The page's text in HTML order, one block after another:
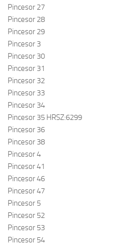
Pincesor 27
Pincesor 28
Pincesor 29
Pincesor 3
Pincesor 30
Pincesor 31
Pincesor 32
Pincesor 33
Pincesor 34
Pincesor 35 HRSZ:6299
Pincesor 36
Pincesor 38
Pincesor 4
Pincesor 41
Pincesor 46
Pincesor 47
Pincesor 5
Pincesor 52
Pincesor 53
Pincesor 54